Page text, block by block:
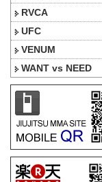
RVCA
UFC
VENUM
WANT vs NEED